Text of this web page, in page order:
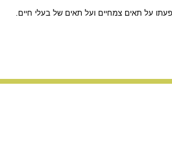
על תאים צמחיים ועל תאים של בעלי חיים.